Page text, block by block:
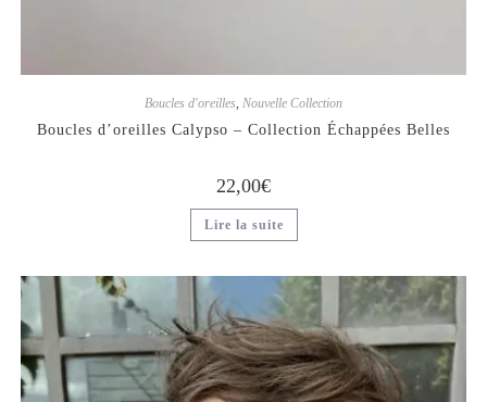
Boucles d'oreilles Nouvelle Collection
Boucles d’oreilles Calypso – Collection Échappées Belles
22,00€
Lire la suite